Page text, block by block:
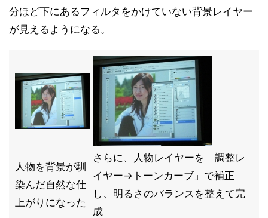
分ほど下にあるフィルタをかけていない背景レイヤー
が見えるようになる。
人物を背景が馴
染んだ自然な仕
上がりになった
さらに、人物レイヤーを「調整レ
イヤー→トーンカーブ」で補正
し、明るさのバランスを整えて完
成